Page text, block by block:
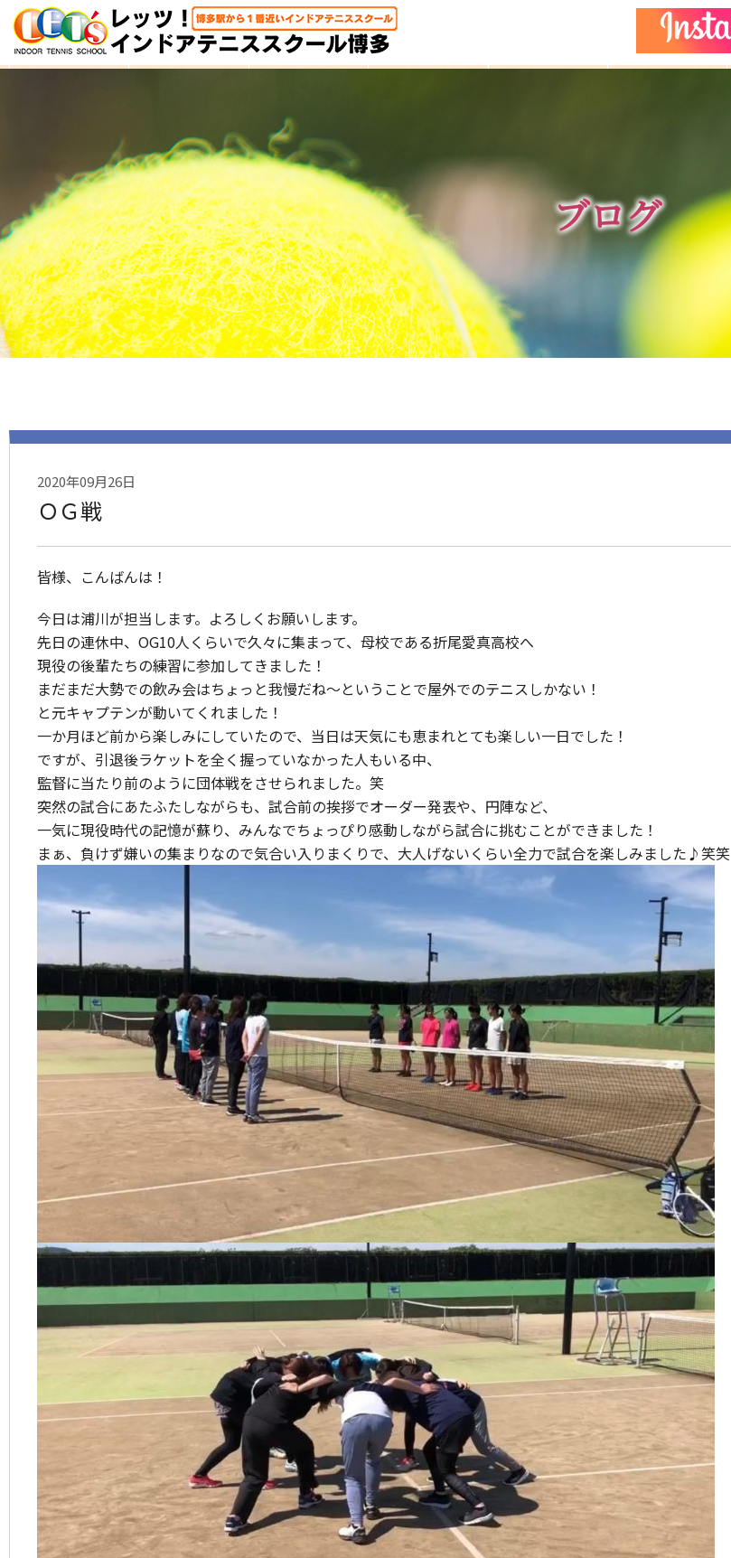
HOME 体験レッスン 大人クラス 子どもクラス イベント
ブログ
2020年09月26日
ＯＧ戦
皆様、こんばんは！
今日は浦川が担当します。よろしくお願いします。
先日の連休中、OG10人くらいで久々に集まって、母校である折尾愛真高校へ
現役の後輩たちの練習に参加してきました！
まだまだ大勢での飲み会はちょっと我慢だね〜ということで屋外でのテニスしかない！
と元キャプテンが動いてくれました！
一か月ほど前から楽しみにしていたので、当日は天気にも恵まれとても楽しい一日でした！
ですが、引退後ラケットを全く握っていなかった人もいる中、
監督に当たり前のように団体戦をさせられました。笑
突然の試合にあたふたしながらも、試合前の挨拶でオーダー発表や、円陣など、
一気に現役時代の記憶が蘇り、みんなでちょっぴり感動しながら試合に挑むことができました！
まぁ、負けず嫌いの集まりなので気合い入りまくりで、大人げないくらい全力で試合を楽しみました♪笑笑